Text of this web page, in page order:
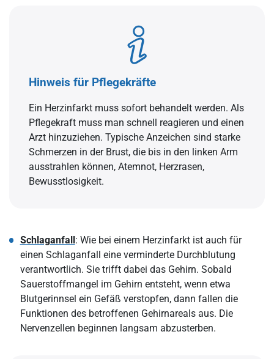
Hinweis für Pflegekräfte
Ein Herzinfarkt muss sofort behandelt werden. Als
Pflegekraft muss man schnell reagieren und einen
Arzt hinzuziehen. Typische Anzeichen sind starke
Schmerzen in der Brust, die bis in den linken Arm
ausstrahlen können, Atemnot, Herzrasen,
Bewusstlosigkeit.
Schlaganfall: Wie bei einem Herzinfarkt ist auch für
einen Schlaganfall eine verminderte Durchblutung
verantwortlich. Sie trifft dabei das Gehirn. Sobald
Sauerstoffmangel im Gehirn entsteht, wenn etwa
Blutgerinnsel ein Gefäß verstopfen, dann fallen die
Funktionen des betroffenen Gehirnareals aus. Die
Nervenzellen beginnen langsam abzusterben.